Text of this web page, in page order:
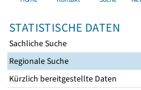
STATISTISCHE DATEN
Sachliche Suche
Regionale Suche
Kürzlich bereitgestellte Daten